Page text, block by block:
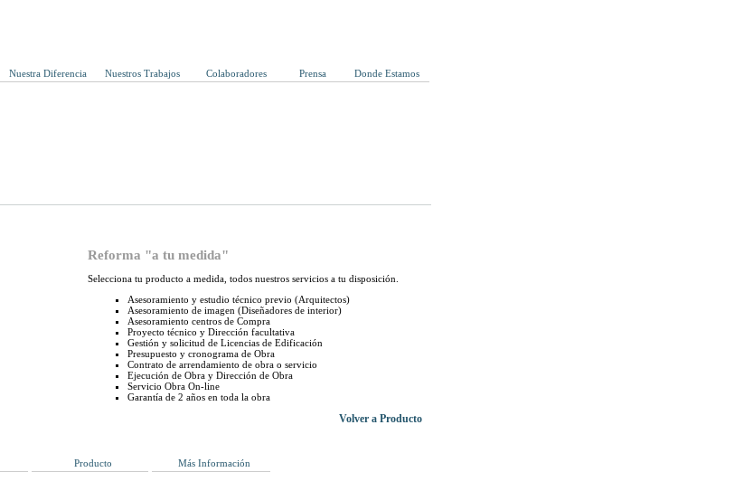
Nuestra Diferencia Nuestros Trabajos Colaboradores Prensa Donde Estamos
Reforma "a tu medida"
Selecciona tu producto a medida, todos nuestros servicios a tu disposición.
Asesoramiento y estudio técnico previo (Arquitectos)
Asesoramiento de imagen (Diseñadores de interior)
Asesoramiento centros de Compra
Proyecto técnico y Dirección facultativa
Gestión y solicitud de Licencias de Edificación
Presupuesto y cronograma de Obra
Contrato de arrendamiento de obra o servicio
Ejecución de Obra y Dirección de Obra
Servicio Obra On-line
Garantía de 2 años en toda la obra
Volver a Producto
Producto Más Información